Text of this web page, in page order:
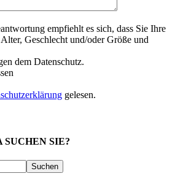
empfiehlt es sich, dass Sie Ihre
Geschlecht und/oder Größe und
dem Datenschutz.
gelesen.
SIE?